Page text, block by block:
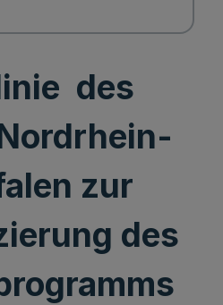
des
zur
des